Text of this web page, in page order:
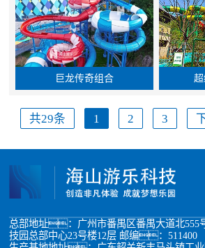
巨龙传奇组合
共29条 1 2 3
总部地址：广州市番禺区番禺大道北555
技园总部中心23号楼12层 邮编：511400